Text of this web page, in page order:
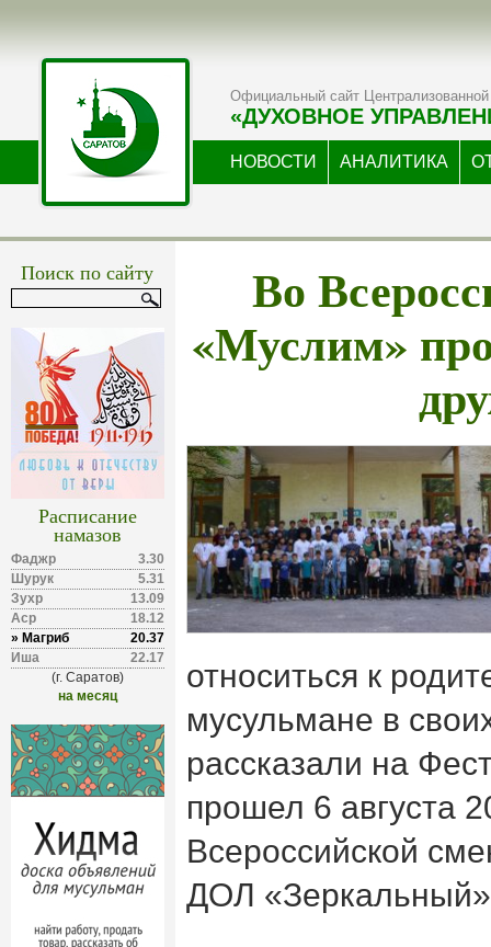
Официальный сайт Централизованной
«ДУХОВНОЕ
НОВОСТИ АНАЛИТИКА
Поиск по сайту
Расписание
намазов
Фаджр
3.30
Шурук
5.31
Зухр
13.09
Аср
18.12
» Магриб
20.37
Иша
22.17
(г. Саратов)
на месяц
Во
«Муслим»
относиться к
мусульмане в
рассказали на
прошел 6 августа
Всероссийской
ДОЛ